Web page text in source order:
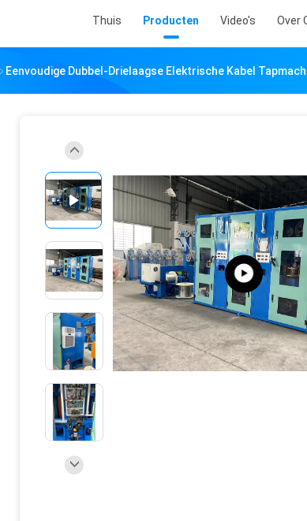
Thuis Producten Video's Over
Eenvoudige Dubbel-Drielaagse Elektrische Kabel